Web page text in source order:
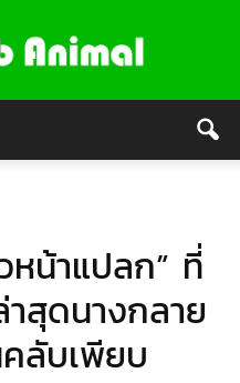
หน้าแปลก” ที่
สุดนางกลาย
ลับเพียบ